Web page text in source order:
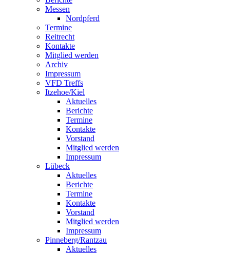
Messen
Nordpferd
Termine
Reitrecht
Kontakte
Mitglied werden
Archiv
Impressum
VFD Treffs
Itzehoe/Kiel
Aktuelles
Berichte
Termine
Kontakte
Vorstand
Mitglied werden
Impressum
Lübeck
Aktuelles
Berichte
Termine
Kontakte
Vorstand
Mitglied werden
Impressum
Pinneberg/Rantzau
Aktuelles